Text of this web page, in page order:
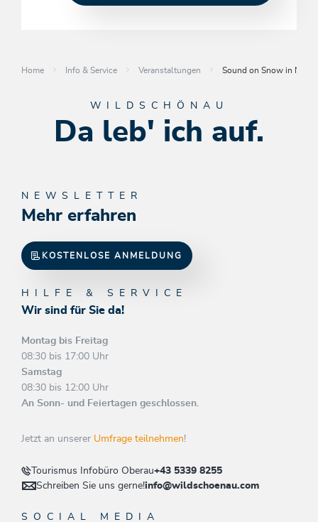
Home Info & Service Veranstaltungen Sound on Snow in
WILDSCHÖNAU
Da leb' ich auf.
NEWSLETTER
Mehr erfahren
KOSTENLOSE ANMELDUNG
HILFE & SERVICE
Wir sind für Sie da!
Montag bis Freitag
08:30 bis 17:00 Uhr
Samstag
08:30 bis 12:00 Uhr
An Sonn- und Feiertagen geschlossen.
Jetzt an unserer Umfrage teilnehmen!
Tourismus Infobüro Oberau+43 5339 8255
Schreiben Sie uns gerne!info@wildschoenau.com
SOCIAL MEDIA